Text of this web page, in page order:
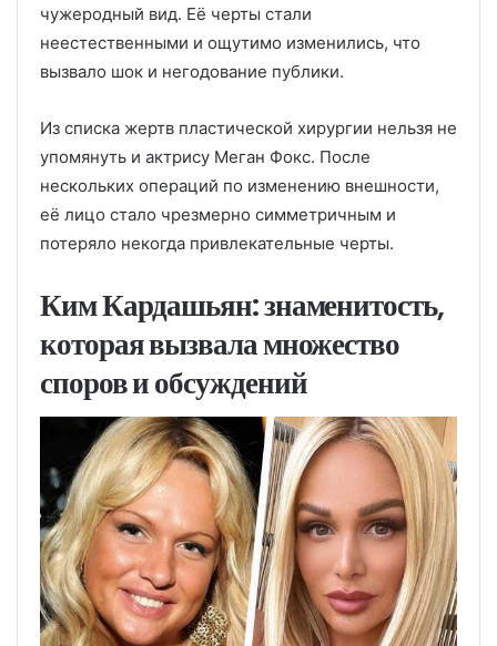
чужеродный вид. Её черты стали
неестественными и ощутимо изменились, что
вызвало шок и негодование публики.
Из списка жертв пластической хирургии нельзя не
упомянуть и актрису Меган Фокс. После
нескольких операций по изменению внешности,
её лицо стало чрезмерно симметричным и
потеряло некогда привлекательные черты.
Ким Кардашьян: знаменитость,
которая вызвала множество
споров и обсуждений